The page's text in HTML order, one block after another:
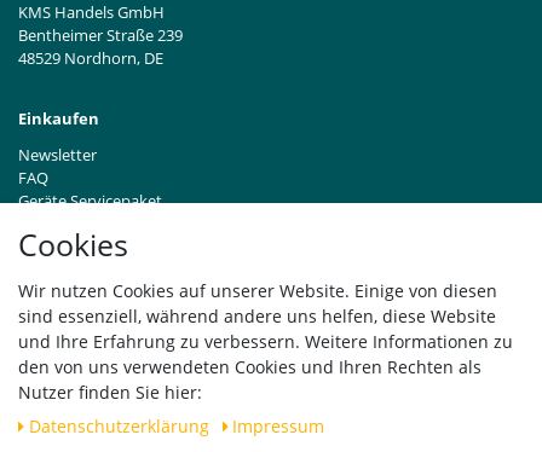
Cookies
Wir nutzen Cookies auf unserer Website. Einige von diesen
sind essenziell, während andere uns helfen, diese Website
und Ihre Erfahrung zu verbessern. Weitere Informationen zu
den von uns verwendeten Cookies und Ihren Rechten als
Nutzer finden Sie hier:
Daten­schutz­erklärung
Impressum
KMS Handels GmbH
Bentheimer Straße 239
48529 Nordhorn, DE
Einkaufen
Newsletter
FAQ
Geräte Servicepaket
Händleranfragen B2B
Widerrufsrecht
Vertrag widerrufen
Versand